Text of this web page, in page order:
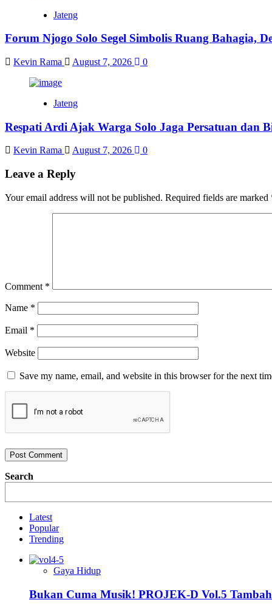
Jateng
Forum Njogo Solo Segel Simbolis Ruang Bahagia,
Kevin Rama August 7, 2026 0
Jateng
Respati Ardi Ajak Warga Solo Jaga Persatuan dan
Kevin Rama August 7, 2026 0
Leave a Reply
Your email address will not be published. Required fields are marked
Comment *
Name *
Email *
Website
Save my name, email, and website in this browser for the next
Search
Latest
Popular
Trending
Gaya Hidup
Bukan Cuma Musik! PROJEK-D Vol.5